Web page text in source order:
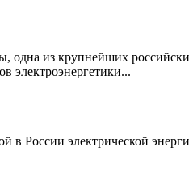
одна из крупнейших
электроэнергетики...
России электрической